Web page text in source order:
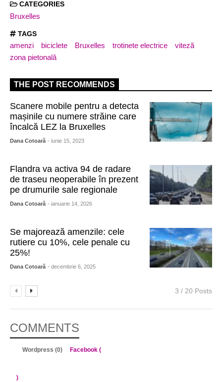
CATEGORIES
Bruxelles
TAGS
amenzi biciclete Bruxelles trotinete electrice
viteză
zona pietonală
THE POST RECOMMENDS
Scanere mobile pentru a detecta
mașinile cu numere străine care
încalcă LEZ la Bruxelles
Dana Cotoară - iunie 15, 2023
Flandra va activa 94 de radare
de traseu neoperabile în prezent
pe drumurile sale regionale
Dana Cotoară - ianuarie 14, 2026
Se majorează amenzile: cele
rutiere cu 10%, cele penale cu
25%!
Dana Cotoară - decembrie 6, 2025
3 / 20 Posts
COMMENTS
Wordpress (0) Facebook (
)